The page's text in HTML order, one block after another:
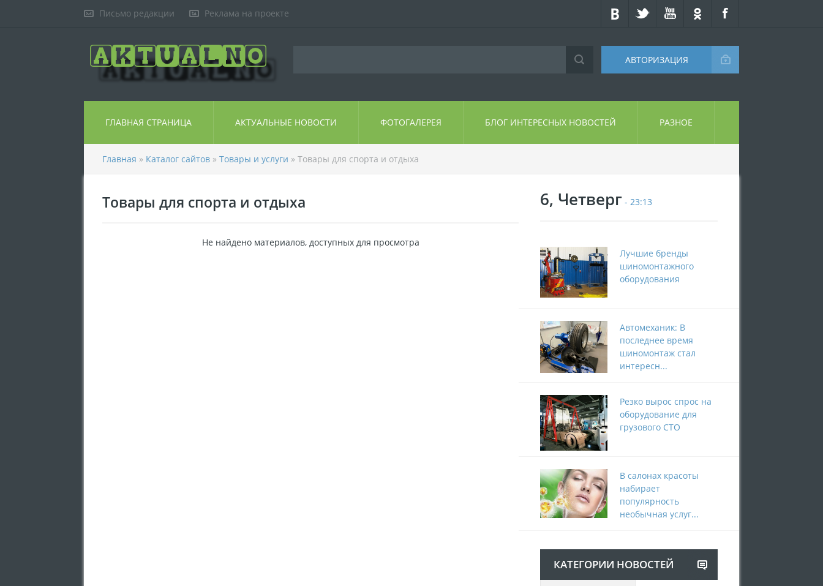
Письмо редакции Реклама на проекте
АВТОРИЗАЦИЯ
ГЛАВНАЯ СТРАНИЦА АКТУАЛЬНЫЕ НОВОСТИ ФОТОГАЛЕРЕЯ БЛОГ ИНТЕРЕСНЫХ НОВОСТЕЙ РАЗНОЕ
Главная » Каталог сайтов » Товары и услуги » Товары для спорта и отдыха
Товары для спорта и отдыха
Не найдено материалов, доступных для просмотра
6, Четверг - 23:13
Лучшие бренды
шиномонтажного
оборудования
Автомеханик: В
последнее время
шиномонтаж стал
интересн...
Резко вырос спрос на
оборудование для
грузового СТО
В салонах красоты
набирает
популярность
необычная услуг...
КАТЕГОРИИ НОВОСТЕЙ